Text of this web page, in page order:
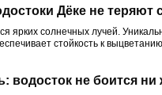
Дёке не теряют
ярких солнечных лучей.
стойкость к
водосток не боится